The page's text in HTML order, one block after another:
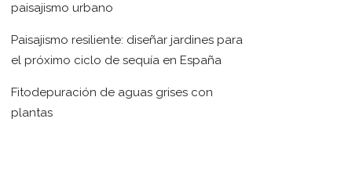
paisajismo urbano
Paisajismo resiliente: diseñar jardines para
el próximo ciclo de sequía en España
Fitodepuración de aguas grises con
plantas